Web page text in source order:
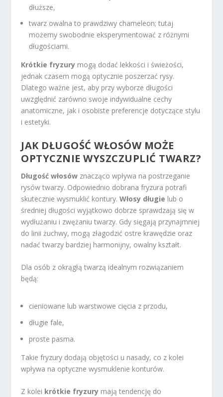
dłuższe,
twarz owalna to prawdziwy chameleon; tutaj
możemy swobodnie eksperymentować z różnymi
długościami.
Krótkie fryzury mogą dodać lekkości i świeżości,
jednak czasem mogą optycznie poszerzać rysy.
Dlatego ważne jest, aby przy wyborze długości
uwzględnić zarówno swoje indywidualne cechy
anatomiczne, jak i osobiste preferencje dotyczące stylu
i estetyki.
JAK DŁUGOŚĆ WŁOSÓW MOŻE
OPTYCZNIE WYSZCZUPLIĆ TWARZ?
Długość włosów znacząco wpływa na postrzeganie
rysów twarzy. Odpowiednio dobrana fryzura potrafi
skutecznie wysmuklić kontury.Włosy długie lub o
średniej długości wyjątkowo dobrze sprawdzają się w
wydłużaniu i zwężaniu twarzy. Gdy sięgają przynajmniej
do linii żuchwy, mogą złagodzić ostre krawędzie oraz
nadać twarzy bardziej harmonijny, owalny kształt.
Dla osób z okrągłą twarzą idealnym rozwiązaniem
będą:
cieniowane lub warstwowe cięcia z przodu,
długie fale,
proste pasma.
Takie fryzury dodają objętości u nasady, co z kolei
wpływa na optyczne wysmuklenie konturów.
Z kolei krótkie fryzury mają tendencję do